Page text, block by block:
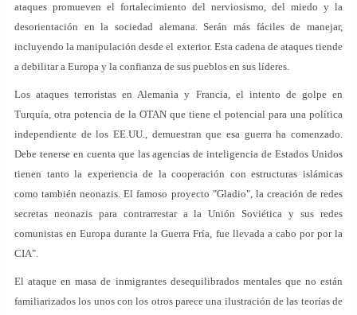
ataques promueven el fortalecimiento del nerviosismo, del miedo y la
desorientación en la sociedad alemana. Serán más fáciles de manejar,
incluyendo la manipulación desde el exterior. Esta cadena de ataques tiende
a debilitar a Europa y la confianza de sus pueblos en sus líderes.
Los ataques terroristas en Alemania y Francia, el intento de golpe en
Turquía, otra potencia de la OTAN que tiene el potencial para una política
independiente de los EE.UU., demuestran que esa guerra ha comenzado.
Debe tenerse en cuenta que las agencias de inteligencia de Estados Unidos
tienen tanto la experiencia de la cooperación con estructuras islámicas
como también neonazis. El famoso proyecto "Gladio", la creación de redes
secretas neonazis para contrarrestar a la Unión Soviética y sus redes
comunistas en Europa durante la Guerra Fría, fue llevada a cabo por por la
CIA".
El ataque en masa de inmigrantes desequilibrados mentales que no están
familiarizados los unos con los otros parece una ilustración de las teorías de